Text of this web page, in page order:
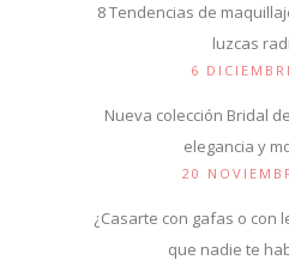
8 Tendencias de
luzcas
6
Nueva colección Bridal
elegancia y
20
¿Casarte con gafas o con
que nadie te